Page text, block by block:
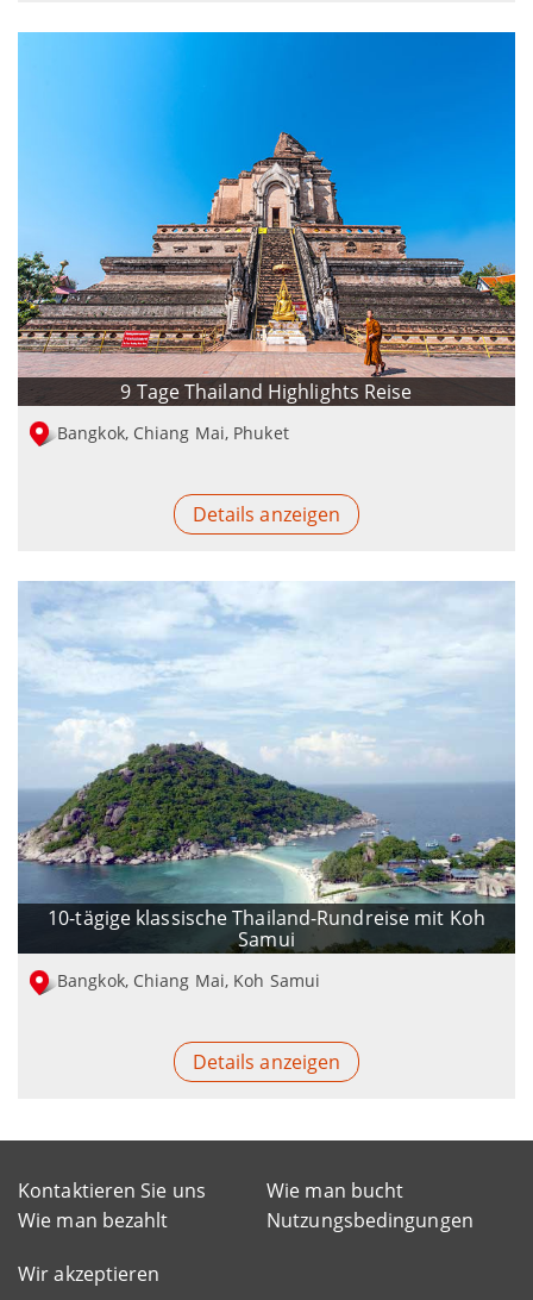
9 Tage Thailand Highlights Reise
Bangkok, Chiang Mai, Phuket
Details anzeigen
10-tägige klassische Thailand-Rundreise mit Koh
Samui
Bangkok, Chiang Mai, Koh Samui
Details anzeigen
Kontaktieren Sie uns
Wie man bucht
Wie man bezahlt
Nutzungsbedingungen
Wir akzeptieren